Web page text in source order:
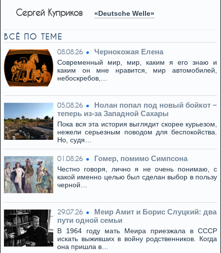
Сергей Куприков «Deutsche Welle»
ВСЁ ПО ТЕМЕ
08.08.26 Чернокожая Елена
Современный мир, мир, каким я его знаю и
каким он мне нравится, мир автомобилей,
небоскребов,…
05.08.26
Нолан попал под новый бойкот −
теперь из‑за Западной Сахары
Пока вся эта история выглядит скорее курьезом,
нежели серьезным поводом для беспокойства.
Но, судя…
01.08.26 Гомер, помимо Симпсона
Честно говоря, лично я не очень понимаю, с
какой именно целью был сделан выбор в пользу
черной…
29.07.26
Меир Амит и Борис Слуцкий: два
пути одной семьи
В 1964 году мать Меира приезжала в СССР
искать выживших в войну родственников. Когда
она пришла в…